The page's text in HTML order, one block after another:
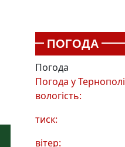
ПОГОДА
Погода
Погода уТернополі
вологість:
тиск:
вітер: